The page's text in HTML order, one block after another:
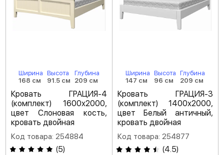
Ширина
168 см
Высота
91.5 см
Глубина
209 см
Кровать ГРАЦИЯ-4
(комплект) 1600х2000,
цвет Слоновая кость,
кровать двойная
Код товара: 254884
(5)
Ширина
147 см
Высота
96 см
Глубина
209 см
Кровать ГРАЦИЯ-3
(комплект) 1400х2000,
цвет Белый античный,
кровать двойная
Код товара: 254877
(4.5)